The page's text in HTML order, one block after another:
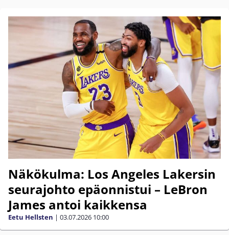
Näkökulma: Los Angeles Lakersin
seurajohto epäonnistui – LeBron
James antoi kaikkensa
Eetu Hellsten | 03.07.2026 10:00